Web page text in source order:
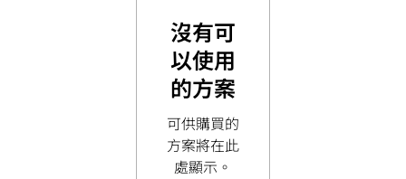
沒有可
以使用
的方案
可供購買的
方案將在此
處顯示。